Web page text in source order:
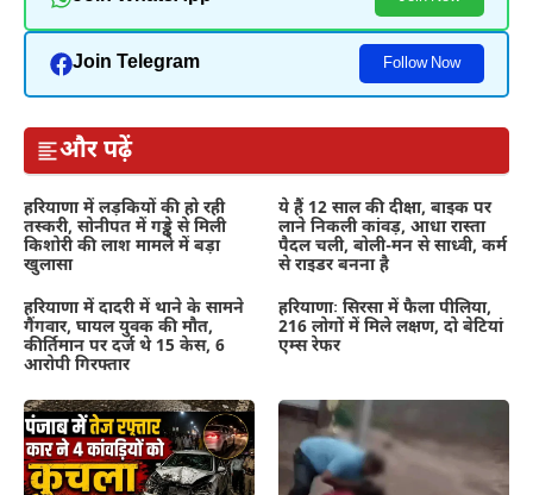
Join Telegram Follow Now
और पढ़ें
हरियाणा में लड़कियों की हो रही
तस्करी, सोनीपत में गड्ढे से मिली
किशोरी की लाश मामले में बड़ा
खुलासा
ये हैं 12 साल की दीक्षा, बाइक पर
लाने निकली कांवड़, आधा रास्ता
पैदल चली, बोली-मन से साध्वी, कर्म
से राइडर बनना है
हरियाणा में दादरी में थाने के सामने
गैंगवार, घायल युवक की मौत,
कीर्तिमान पर दर्ज थे 15 केस, 6
आरोपी गिरफ्तार
हरियाणाः सिरसा में फैला पीलिया,
216 लोगों में मिले लक्षण, दो बेटियां
एम्स रेफर